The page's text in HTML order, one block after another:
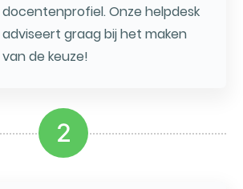
docentenprofiel. Onze helpdesk
adviseert graag bij het maken
van de keuze!
2